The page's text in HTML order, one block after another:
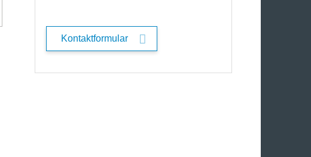
Kontaktformular